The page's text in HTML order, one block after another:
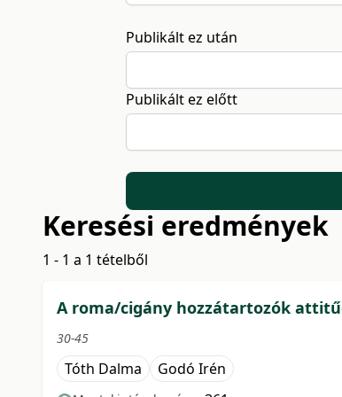
Publikált ez után
Publikált ez előtt
Keresési eredmények
1 - 1 a 1 tételből
A roma/cigány hozzátartozók
30-45
Tóth Dalma Godó Irén